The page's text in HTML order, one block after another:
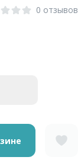
0 отзывов